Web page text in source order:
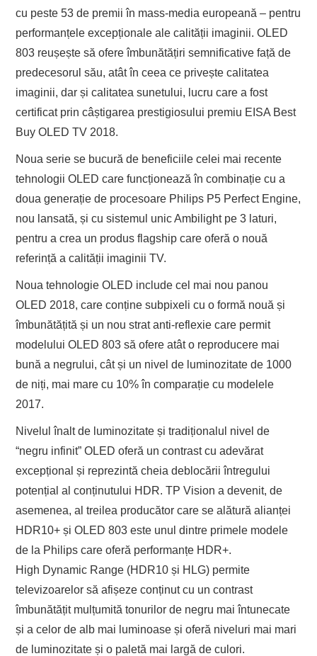
cu peste 53 de premii în mass-media europeană – pentru
performanțele excepționale ale calității imaginii. OLED
803 reușește să ofere îmbunătățiri semnificative față de
predecesorul său, atât în ceea ce privește calitatea
imaginii, dar și calitatea sunetului, lucru care a fost
certificat prin câștigarea prestigiosului premiu EISA Best
Buy OLED TV 2018.
Noua serie se bucură de beneficiile celei mai recente
tehnologii OLED care funcționează în combinație cu a
doua generație de procesoare Philips P5 Perfect Engine,
nou lansată, și cu sistemul unic Ambilight pe 3 laturi,
pentru a crea un produs flagship care oferă o nouă
referință a calității imaginii TV.
Noua tehnologie OLED include cel mai nou panou
OLED 2018, care conține subpixeli cu o formă nouă și
îmbunătățită și un nou strat anti-reflexie care permit
modelului OLED 803 să ofere atât o reproducere mai
bună a negrului, cât și un nivel de luminozitate de 1000
de niți, mai mare cu 10% în comparație cu modelele
2017.
Nivelul înalt de luminozitate și tradiționalul nivel de
“negru infinit” OLED oferă un contrast cu adevărat
excepțional și reprezintă cheia deblocării întregului
potențial al conținutului HDR. TP Vision a devenit, de
asemenea, al treilea producător care se alătură alianței
HDR10+ și OLED 803 este unul dintre primele modele
de la Philips care oferă performanțe HDR+.
High Dynamic Range (HDR10 și HLG) permite
televizoarelor să afișeze conținut cu un contrast
îmbunătățit mulțumită tonurilor de negru mai întunecate
și a celor de alb mai luminoase și oferă niveluri mai mari
de luminozitate și o paletă mai largă de culori.